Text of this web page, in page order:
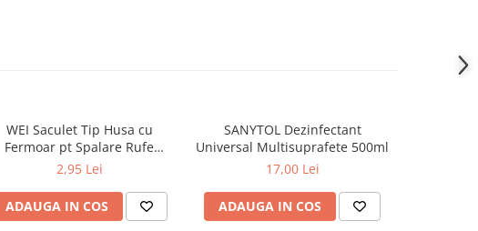
WEI Saculet Tip Husa cu
Fermoar pt Spalare Rufe
Delicate in Masina de Spalat
2,95 Lei
ADAUGA IN COS
SANYTOL Dezinfectant
Universal Multisuprafete 500ml
17,00 Lei
ADAUGA IN COS